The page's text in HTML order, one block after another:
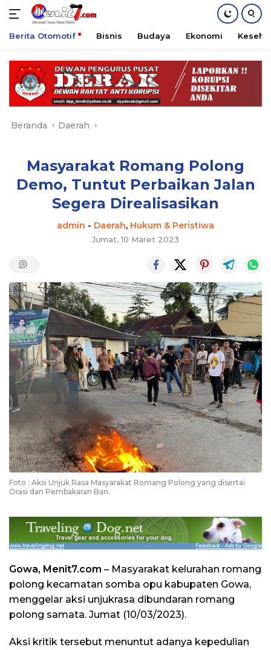
konten
Berita Otomotif Bisnis Budaya Ekonomi
Beranda Daerah
Masyarakat Romang Polong
Demo, Tuntut Perbaikan Jalan
Segera Direalisasikan
admin - Daerah, Hukum & Peristiwa
Jumat, 10 Maret 2023
Foto : Aksi Unjuk Rasa Masyarakat Romang Polong yang disertai
Orasi dan Pembakaran Ban.
Gowa, Menit7.com – Masyarakat kelurahan romang
polong kecamatan somba opu kabupaten Gowa,
menggelar aksi unjukrasa dibundaran romang
polong samata. Jumat (10/03/2023).
Aksi kritik tersebut menuntut adanya kepedulian